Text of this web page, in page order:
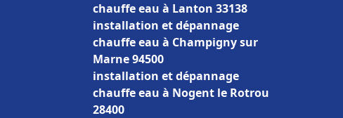
chauffe eau à Lanton 33138
installation et dépannage
chauffe eau à Champigny sur
Marne 94500
installation et dépannage
chauffe eau à Nogent le Rotrou
28400